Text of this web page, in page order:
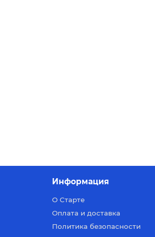
Информация
О Старте
Оплата и доставка
Политика безопасности